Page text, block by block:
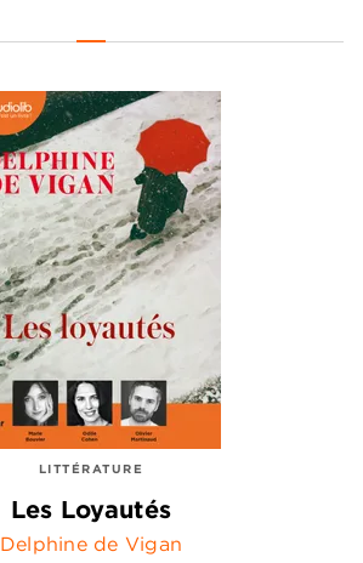
LITTÉRATURE
Les Loyautés
Delphine de Vigan